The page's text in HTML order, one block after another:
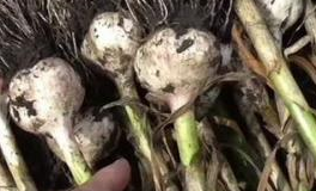
Чеснок в кулинарии
Хранения в банке